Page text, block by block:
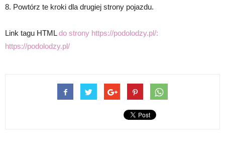
8. Powtórz te kroki dla drugiej strony pojazdu.
Link tagu HTMLdo strony https://podolodzy.pl/:
https://podolodzy.pl/